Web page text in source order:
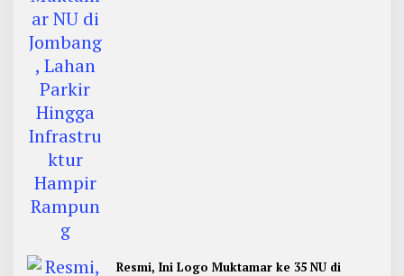
Resmi, Ini Logo Muktamar ke 35 NU di